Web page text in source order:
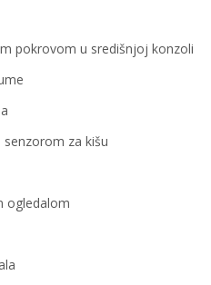
pokrovom u središnjoj konzoli
za kišu
ogledalom